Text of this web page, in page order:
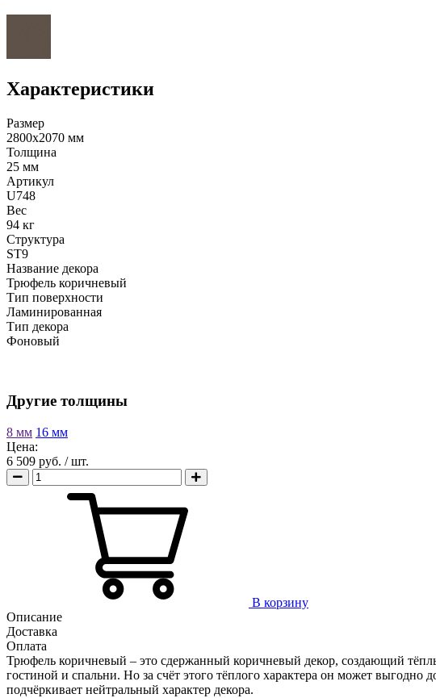
Характеристики
Размер
2800х2070 мм
Толщина
25 мм
Артикул
U748
Вес
94 кг
Структура
ST9
Название декора
Трюфель коричневый
Тип поверхности
Ламинированная
Тип декора
Фоновый
Другие толщины
8 мм 16 мм
Цена:
6 509 руб. / шт.
В корзину
Описание
Доставка
Оплата
Трюфель коричневый – это сдержанный коричневый декор, создающий
гостиной и спальни. Но за счёт этого тёплого характера он может
подчёркивает нейтральный характер декора.